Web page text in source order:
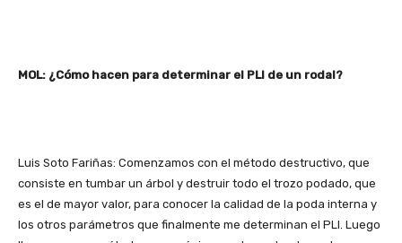
MOL: ¿Cómo hacen para determinar el PLI de un rodal?
Luis Soto Fariñas: Comenzamos con el método destructivo, que
consiste en tumbar un árbol y destruir todo el trozo podado, que
es el de mayor valor, para conocer la calidad de la poda interna y
los otros parámetros que finalmente me determinan el PLI. Luego